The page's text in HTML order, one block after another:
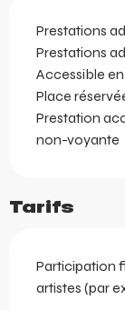
Prestations
Prestations
Accessible
Place
Prestation
non-voyante
Tarifs
Participation
artistes (par